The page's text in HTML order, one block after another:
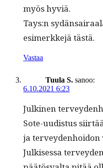
myös hyviä.
Tays:n
esimerkke­jä tästä.
Vastaa
Tuula S. sanoo:
6.10.2021 6:23
Julki­nen
Sote-uud­is­tus
ja
Julkises­sa